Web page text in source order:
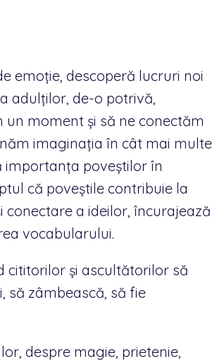
emoție, descoperă lucruri noi
adulților, de-o potrivă,
un moment și să ne conectăm
imaginația în cât mai multe
importanța poveștilor în
că poveștile contribuie la
a ideilor, încurajează
vocabularului.
cititorilor și ascultătorilor să
să zâmbească, să fie
despre magie, prietenie,